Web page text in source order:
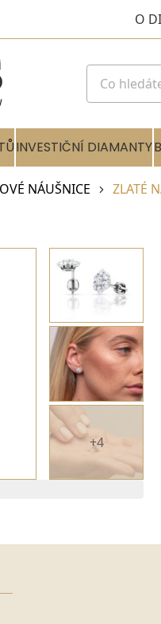
O
INVESTIČNÍ DIAMANTY
NÁUŠNICE ZLATÉ
+4